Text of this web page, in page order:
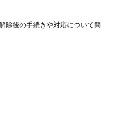
除後の手続きや対応について簡